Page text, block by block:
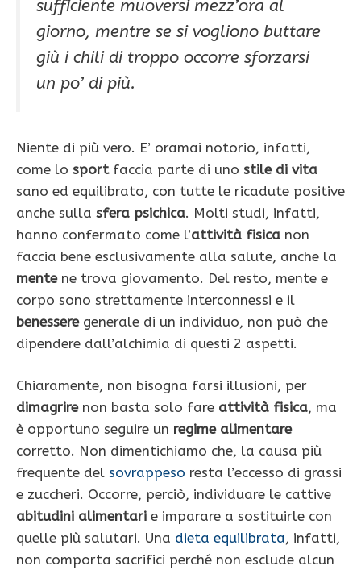
sufficiente muoversi mezz’ora al
giorno, mentre se si vogliono buttare
giù i chili di troppo occorre sforzarsi
un po’ di più.
Niente di più vero. E’ oramai notorio, infatti,
come lo sport faccia parte di uno stile di vita
sano ed equilibrato, con tutte le ricadute positive
anche sulla sfera psichica. Molti studi, infatti,
hanno confermato come l’attività fisica non
faccia bene esclusivamente alla salute, anche la
mentene trova giovamento. Del resto, mente e
corpo sono strettamente interconnessi e il
benesseregenerale di un individuo, non può che
dipendere dall’alchimia di questi 2 aspetti.
Chiaramente, non bisogna farsi illusioni, per
dimagrire non basta solo fare attività fisica, ma
è opportuno seguire un regime alimentare
corretto. Non dimentichiamo che, la causa più
frequente del sovrappeso resta l’eccesso di grassi
e zuccheri. Occorre, perciò, individuare le cattive
abitudini alimentari e imparare a sostituirle con
quelle più salutari. Una dieta equilibrata, infatti,
non comporta sacrifici perché non esclude alcun